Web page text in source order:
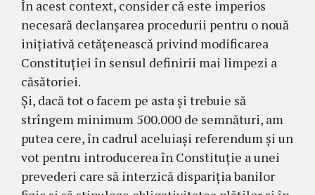
În acest context, consider că este imperios
necesară declanșarea procedurii pentru o nouă
inițiativă cetățenească privind modificarea
Constituției în sensul definirii mai limpezi a
căsătoriei.
Și, dacă tot o facem pe asta și trebuie să
strîngem minimum 500.000 de semnături, am
putea cere, în cadrul aceluiași referendum și un
vot pentru introducerea în Constituție a unei
prevederi care să interzică dispariția banilor